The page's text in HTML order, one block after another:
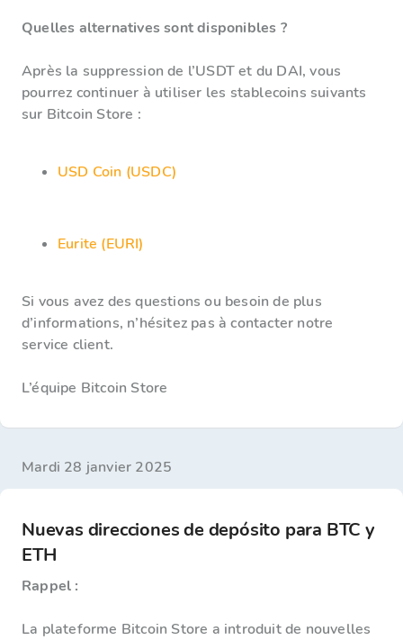
Quelles alternatives sont disponibles ?
Après la suppression de l’USDT et du DAI, vous
pourrez continuer à utiliser les stablecoins suivants
sur Bitcoin Store :
USD Coin (USDC)
Eurite (EURI)
Si vous avez des questions ou besoin de plus
d’informations, n’hésitez pas à contacter notre
service client.
L’équipe Bitcoin Store
mardi 28 janvier 2025
Nuevas direcciones de depósito para BTC y
ETH
Rappel :
La plateforme Bitcoin Store a introduit de nouvelles